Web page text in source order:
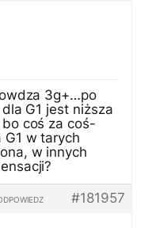
3g+…po
G1 jest niższa
coś za coś-
G1 w tarych
w innych
#181957